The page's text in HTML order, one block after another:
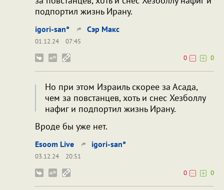
подпортил жизнь Ирану.
igori-san° Сэр Макс
01.12.24
07:45
0
0
Но при этом Израиль скорее за Асада,
чем за повстанцев, хоть и снес Хезболлу
нафиг и подпортил жизнь Ирану.
Вроде бы уже нет.
Esoom Live igori-san°
03.12.24
20:51
0
0